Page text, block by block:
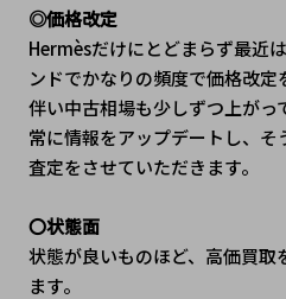
◎価格改定
Hermèsだけにとどまらず最近
ンドでかなりの頻度で価格改定
伴い中古相場も少しずつ上がっ
常に情報をアップデートし、
査定をさせていただきます。
〇状態面
状態が良いものほど、高価買取
ます。